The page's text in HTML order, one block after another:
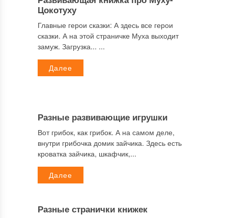
Цокотуху
Главные герои сказки: А здесь все герои
сказки. А на этой страничке Муха выходит
замуж. Загрузка... ...
Далее
Разные развивающие игрушки
Вот грибок, как грибок. А на самом деле,
внутри грибочка домик зайчика. Здесь есть
кроватка зайчика, шкафчик,...
Далее
Разные странички книжек